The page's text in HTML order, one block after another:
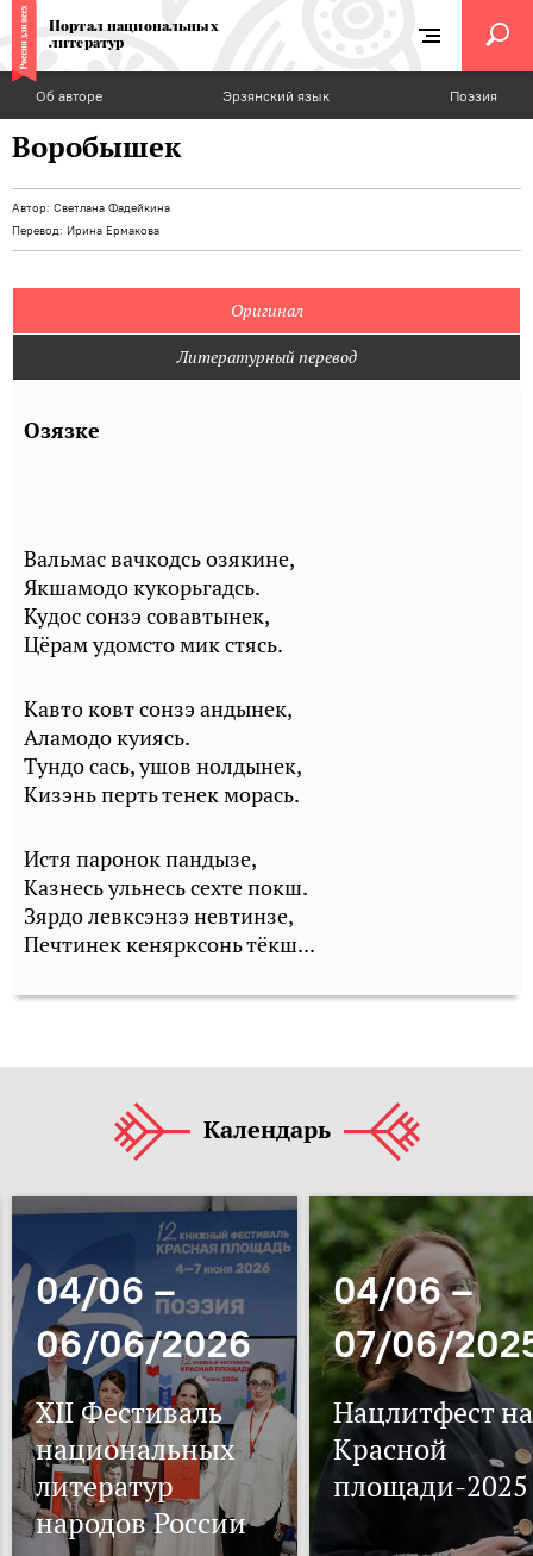
Портал национальных
литератур
Об авторе Эрзянский язык Поэзия
Воробышек
Автор: Светлана Фадейкина
Перевод: Ирина Ермакова
Оригинал
Литературный перевод
Озязке
Вальмас вачкодсь озякине,
Якшамодо кукорьгадсь.
Кудос сонзэ совавтынек,
Цёрам удомсто мик стясь.
Кавто ковт сонзэ андынек,
Аламодо куиясь.
Тундо сась, ушов нолдынек,
Кизэнь перть тенек морась.
Истя паронок пандызе,
Казнесь ульнесь сехте покш.
Зярдо левксэнзэ невтинзе,
Печтинек кенярксонь тёкш...
Календарь
04/06 –
06/06/2026
XII Фестиваль
национальных
литератур
народов России
04/06 –
07/06/
Нацлитфест на
Красной
площади-2025